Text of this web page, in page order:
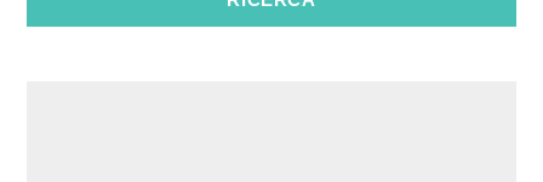
Villa Nika, Kamberovo šetalište 30,